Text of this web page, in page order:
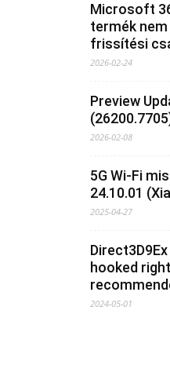
Microsoft
termék
frissítési
2026-02-24
Preview
2026-02-08
5G Wi-Fi
24.10.01
2025-04-27
hooked
2024-05-01